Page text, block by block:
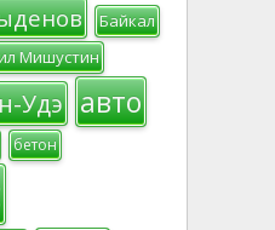
Байкал
Мишустин
Удэ авто
бетон